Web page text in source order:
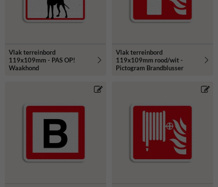
Vlak terreinbord
119x109mm - PAS OP!
Waakhond
Vlak terreinbord
119x109mm rood/wit -
Pictogram Brandblusser